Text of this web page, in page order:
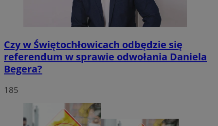
Czy w Świętochłowicach odbędzie się
referendum w sprawie odwołania Daniela
Begera?
185